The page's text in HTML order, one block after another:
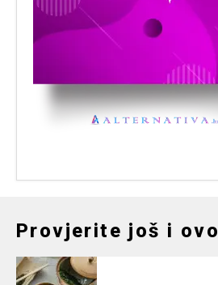
Provjerite još i ovo